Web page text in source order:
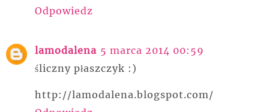
Odpowiedz
lamodalena 5 marca 2014 00:59
śliczny płaszczyk :)
http://lamodalena.blogspot.com/